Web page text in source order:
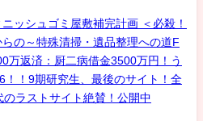
ッシュゴミ屋敷補完計画 ＜必殺！
の～特殊清掃・遺品整理への道F
万返済：厨二病借金3500万円！う
！！9期研究生、最後のサイト！全
ラストサイト絶賛！公開中